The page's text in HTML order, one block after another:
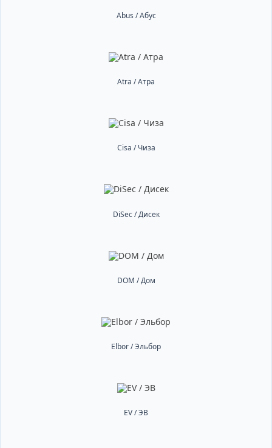
Abus / Абус
Atra / Атра
Cisa / Чиза
DiSec / Дисек
DOM / Дом
Elbor / Эльбор
EV / ЭВ